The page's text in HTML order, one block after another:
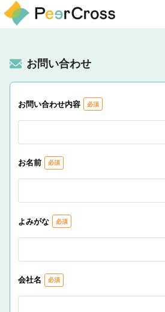
お問い合わせ
お問い合わせ内容
お名前
よみがな
会社名